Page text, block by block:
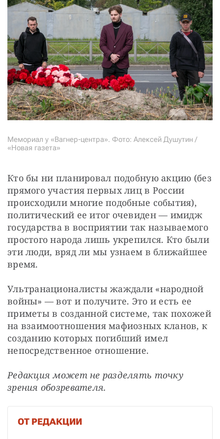
Мемориал у «Вагнер-центра». Фото: Алексей Душутин /
«Новая газета»
Кто бы ни планировал подобную акцию (без
прямого участия первых лиц в России
происходили многие подобные события),
политический ее итог очевиден — имидж
государства в восприятии так называемого
простого народа лишь укрепился. Кто были
эти люди, вряд ли мы узнаем в ближайшее
время.
Ультранационалисты жаждали «народной
войны» — вот и получите. Это и есть ее
приметы в созданной системе, так похожей
на взаимоотношения мафиозных кланов, к
созданию которых погибший имел
непосредственное отношение.
Редакция может не разделять точку
зрения обозревателя.
ОТ РЕДАКЦИИ